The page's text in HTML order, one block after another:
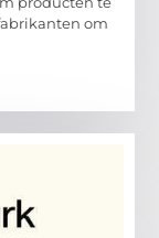
om